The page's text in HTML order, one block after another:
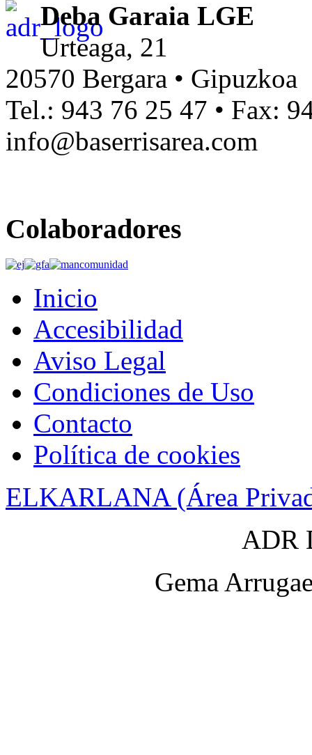
Deba Garaia LGE
Urteaga, 21
20570 Bergara • Gipuzkoa
Tel.: 943 76 25 47 • Fax:
info@baserrisarea.com
Colaboradores
Inicio
Accesibilidad
Aviso Legal
Condiciones de Uso
Contacto
Política de cookies
ELKARLANA (Área
ADR
Gema